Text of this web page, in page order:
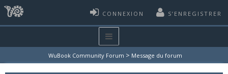
CONNEXION S’ENREGISTRER
WuBook Community Forum > Message du forum